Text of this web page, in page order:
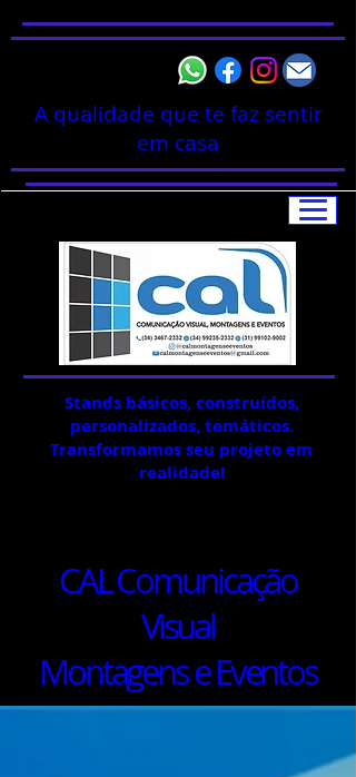
Stands básicos, construídos,
personalizados, temáticos.
Transformamos seu projeto em
realidade!
CAL Comunicação
Visual
Montagens e Eventos
A qualidade que te faz sentir
em casa